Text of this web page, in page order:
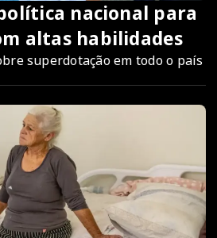
nacional para
altas habilidades
superdotação em todo o país